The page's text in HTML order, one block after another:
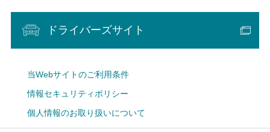
ドライバーズサイト
当Webサイトのご利用条件
情報セキュリティポリシー
個人情報のお取り扱いについて